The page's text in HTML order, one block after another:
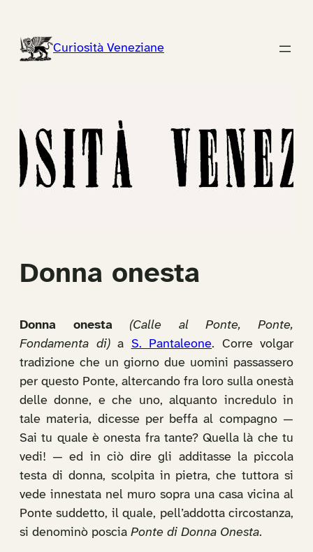
contenutoCuriosità Veneziane
Donna onesta
Donna onesta
(Calle al Ponte, Ponte,
Fondamenta di)a S. Pantaleone. Corre volgar
tradizione che un giorno due uomini passassero
per questo Ponte, altercando fra loro sulla onestà
delle donne, e che uno, alquanto incredulo in
tale materia, dicesse per beffa al compagno —
Sai tu quale è onesta fra tante? Quella là che tu
vedi! — ed in ciò dire gli additasse la piccola
testa di donna, scolpita in pietra, che tuttora si
vede innestata nel muro sopra una casa vicina al
Ponte suddetto, il quale, pell’addotta circostanza,
si denominò poscia Ponte di Donna Onesta.